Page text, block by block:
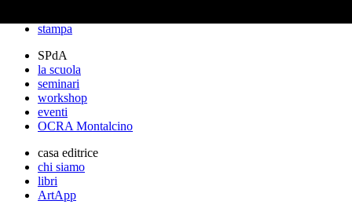
stampa
SPdA
la scuola
seminari
workshop
eventi
OCRA Montalcino
casa editrice
chi siamo
libri
ArtApp